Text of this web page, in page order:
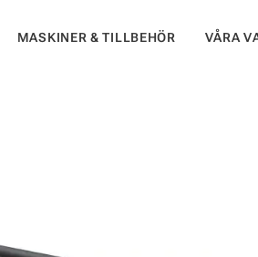
MASKINER & TILLBEHÖR VÅRA